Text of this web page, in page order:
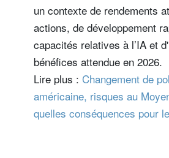
un contexte de rendements
actions, de développement
capacités relatives à l’IA et
bénéfices attendue en 2026.
Lire plus : Changement de
américaine, risques au
quelles conséquences pour